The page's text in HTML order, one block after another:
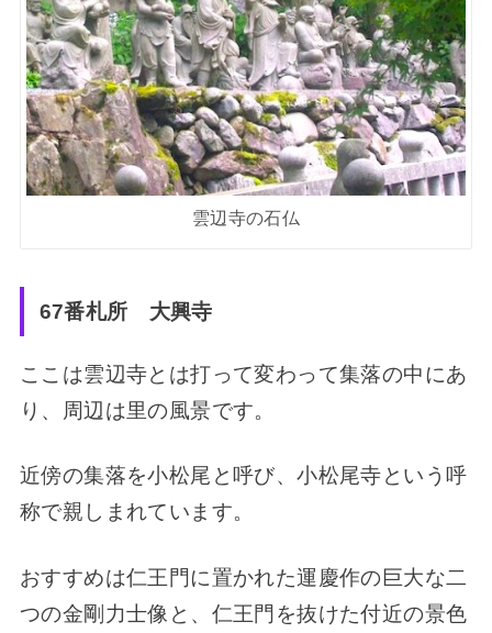
雲辺寺の石仏
67番札所 大興寺
ここは雲辺寺とは打って変わって集落の中にあ
り、周辺は里の風景です。
近傍の集落を小松尾と呼び、小松尾寺という呼
称で親しまれています。
おすすめは仁王門に置かれた運慶作の巨大な二
つの金剛力士像と、仁王門を抜けた付近の景色